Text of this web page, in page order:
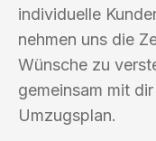
individuelle
nehmen uns die
Wünsche zu
gemeinsam mit
Umzugsplan.